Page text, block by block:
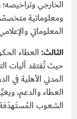
الخارجي وتراخيصه؛
ومعلوماتية
المعلوماتي
الثالث: العطاء
حيث تُفتقد آليات
المدني الأهلية في
العطاء والدعم،
الشعوب